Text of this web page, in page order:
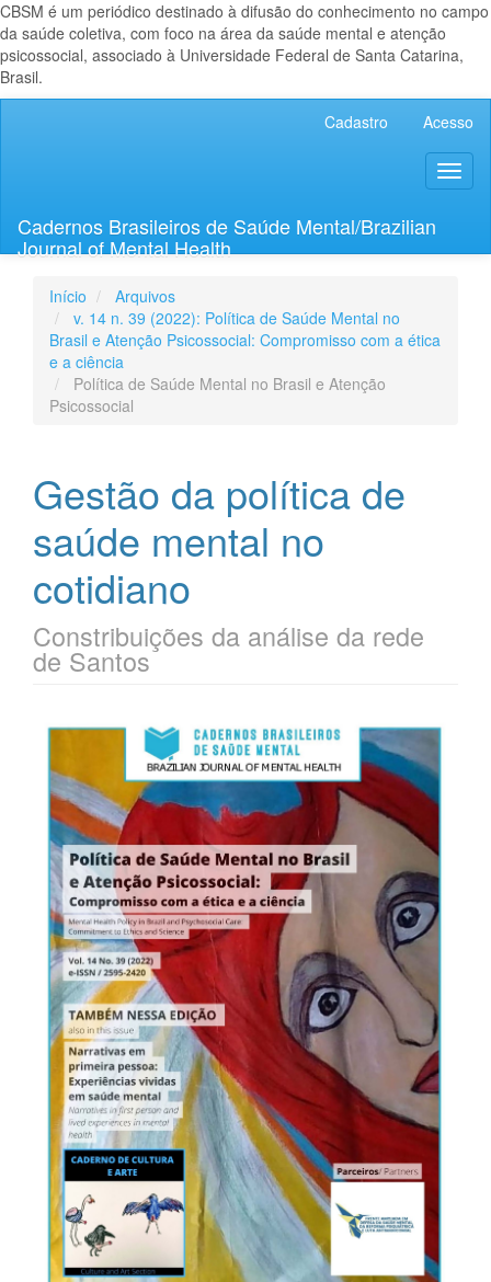
CBSM é um periódico destinado à difusão do conhecimento no campo
da saúde coletiva, com foco na área da saúde mental e atenção
psicossocial, associado à Universidade Federal de Santa Catarina,
Brasil.
Lateral
Cadastro Acesso
Cadernos Brasileiros de Saúde Mental/Brazilian
Journal of Mental Health
Início
Arquivos
v. 14 n. 39 (2022): Política de Saúde Mental no
Brasil e Atenção Psicossocial: Compromisso com a ética
e a ciência
Política de Saúde Mental no Brasil e Atenção
Psicossocial
Gestão da política de
saúde mental no
cotidiano
Constribuições da análise da rede
de Santos
Barra
lateral
de
artigos